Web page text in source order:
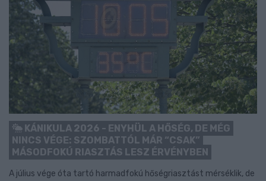
KÁNIKULA 2026 - ENYHÜL A HŐSÉG, DE MÉG
NINCS VÉGE: SZOMBATTÓL MÁR “CSAK”
MÁSODFOKÚ RIASZTÁS LESZ ÉRVÉNYBEN
A július vége óta tartó harmadfokú hőségriasztást mérséklik, de